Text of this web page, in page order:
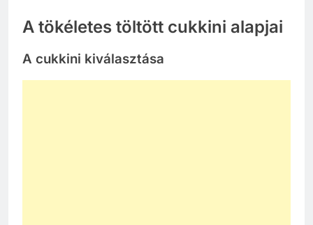
A tökéletes töltött cukkini alapjai
A cukkini kiválasztása